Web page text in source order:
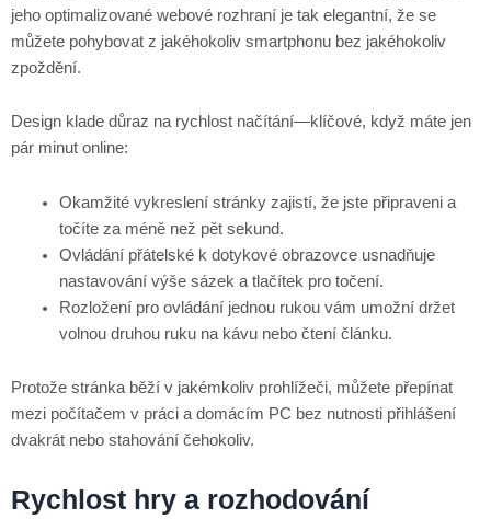
jeho optimalizované webové rozhraní je tak elegantní, že se
můžete pohybovat z jakéhokoliv smartphonu bez jakéhokoliv
zpoždění.
Design klade důraz na rychlost načítání—klíčové, když máte jen
pár minut online:
Okamžité vykreslení stránky zajistí, že jste připraveni a
točíte za méně než pět sekund.
Ovládání přátelské k dotykové obrazovce usnadňuje
nastavování výše sázek a tlačítek pro točení.
Rozložení pro ovládání jednou rukou vám umožní držet
volnou druhou ruku na kávu nebo čtení článku.
Protože stránka běží v jakémkoliv prohlížeči, můžete přepínat
mezi počítačem v práci a domácím PC bez nutnosti přihlášení
dvakrát nebo stahování čehokoliv.
Rychlost hry a rozhodování